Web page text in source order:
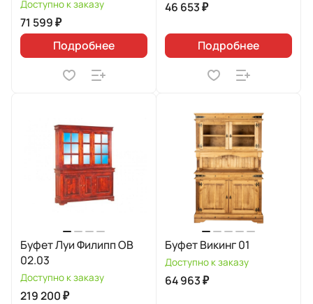
Доступно к заказу
71 599 ₽
Подробнее
46 653 ₽
Подробнее
Буфет Луи Филипп ОВ
02.03
Доступно к заказу
219 200 ₽
Буфет Викинг 01
Доступно к заказу
64 963 ₽